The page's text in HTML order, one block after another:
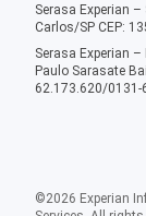
Serasa Experian
Carlos/SP CEP:
Serasa Experian –
Paulo Sarasate
62.173.620/0131-
©2026 Experian